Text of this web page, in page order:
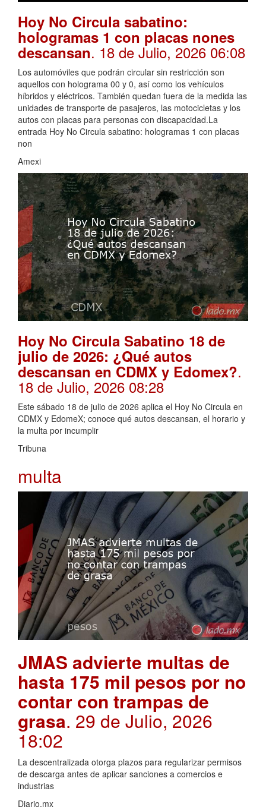
Hoy No Circula sabatino:
hologramas 1 con placas nones
descansan. 18 de Julio, 2026 06:08
Los automóviles que podrán circular sin restricción son
aquellos con holograma 00 y 0, así como los vehículos
híbridos y eléctricos. También quedan fuera de la medida las
unidades de transporte de pasajeros, las motocicletas y los
autos con placas para personas con discapacidad.La
entrada Hoy No Circula sabatino: hologramas 1 con placas
non
Amexi
Hoy No Circula Sabatino 18 de
julio de 2026: ¿Qué autos
descansan en CDMX y Edomex?.
18 de Julio, 2026 08:28
Este sábado 18 de julio de 2026 aplica el Hoy No Circula en
CDMX y EdomeX; conoce qué autos descansan, el horario y
la multa por incumplir
Tribuna
multa
JMAS advierte multas de
hasta 175 mil pesos por no
contar con trampas de
grasa. 29 de Julio, 2026
18:02
La descentralizada otorga plazos para regularizar permisos
de descarga antes de aplicar sanciones a comercios e
industrias
Diario.mx